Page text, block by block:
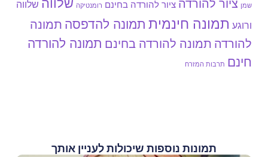
שמן ציור להורדה ציור להורדה בחינם רומנטיקה
שלווה
ורוגע תמונה חינמית תמונה להדפסה תמונה
להורדה תמונה להורדה בחינם תמונה להורדה
חינם תרבות המזרח
תמונות נוספות שיכולות לעניין אותך